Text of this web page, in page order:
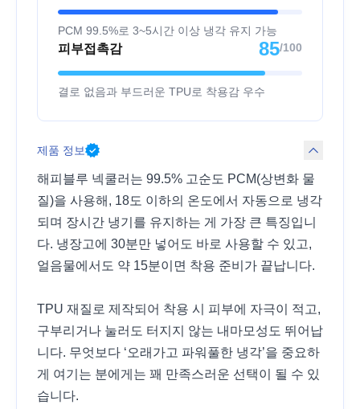
PCM 99.5%로 3~5시간 이상 냉각 유지 가능
피부접촉감 85/100
결로 없음과 부드러운 TPU로 착용감 우수
제품 정보
해피블루 넥쿨러는 99.5% 고순도 PCM(상변화 물
질)을 사용해, 18도 이하의 온도에서 자동으로 냉각
되며 장시간 냉기를 유지하는 게 가장 큰 특징입니
다. 냉장고에 30분만 넣어도 바로 사용할 수 있고,
얼음물에서도 약 15분이면 착용 준비가 끝납니다.
TPU 재질로 제작되어 착용 시 피부에 자극이 적고,
구부리거나 눌러도 터지지 않는 내마모성도 뛰어납
니다. 무엇보다 ‘오래가고 파워풀한 냉각’을 중요하
게 여기는 분에게는 꽤 만족스러운 선택이 될 수 있
습니다.